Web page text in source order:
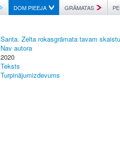
DOM PIEEJA GRĀMATAS
Santa. Zelta rokasgrāmata tavam
Nav autora
2020
Teksts
Turpinājumizdevums